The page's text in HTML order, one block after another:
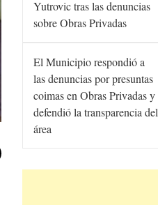
Yutrovic tras las denuncias
sobre Obras Privadas
El Municipio respondió a
las denuncias por presuntas
coimas en Obras Privadas y
defendió la transparencia del
área